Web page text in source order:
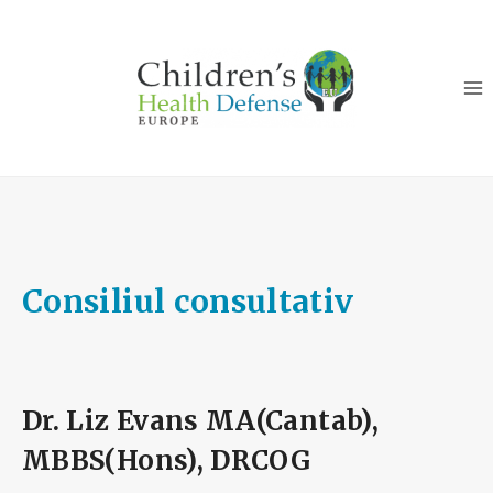
Consiliul consultativ
Dr. Liz Evans MA(Cantab),
MBBS(Hons), DRCOG